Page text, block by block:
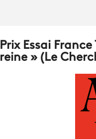
Prix Essai
reine » (Le